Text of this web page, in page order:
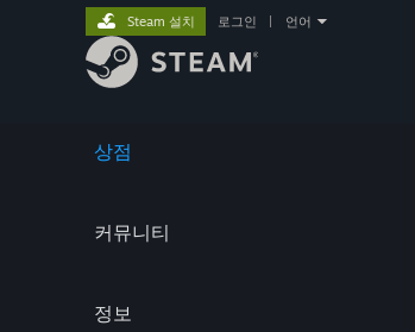
상점
커뮤니티
정보
Steam 설치 로그인 언어